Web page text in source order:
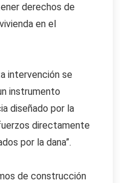
derechos de
en el
intervención se
instrumento
diseñado por la
directamente
por la dana”.
de construcción